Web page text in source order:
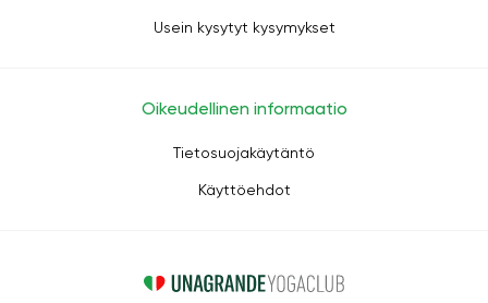
Usein kysytyt kysymykset
Oikeudellinen informaatio
Tietosuojakäytäntö
Käyttöehdot